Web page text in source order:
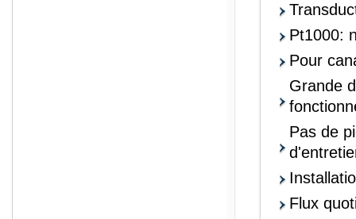
Pt1000:
Pour
Grande
Pas de
Flux